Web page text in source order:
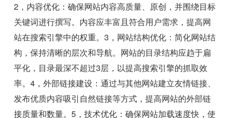
2，内容优化：确保网站内容高质量、原创，并围绕目标
关键词进行撰写。内容应丰富且符合用户需求，提高网
站在搜索引擎中的权重。3，网站结构优化：简化网站结
构，保持清晰的层次和导航。网站的目录结构应趋于扁
平化，目录最深不超过3层，以提高搜索引擎的抓取效
率。4，外部链接建设：通过与其他网站建立友情链接、
发布优质内容吸引自然链接等方式，提高网站的外部链
接质量和数量。5，技术优化：确保网站加载速度快，使